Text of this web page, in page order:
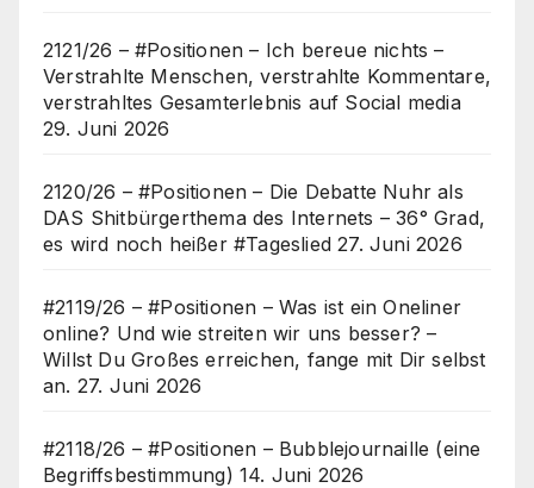
2121/26 – #Positionen – Ich bereue nichts –
Verstrahlte Menschen, verstrahlte Kommentare,
verstrahltes Gesamterlebnis auf Social media
29. Juni 2026
2120/26 – #Positionen – Die Debatte Nuhr als
DAS Shitbürgerthema des Internets – 36° Grad,
es wird noch heißer #Tageslied 27. Juni 2026
#2119/26 – #Positionen – Was ist ein Oneliner
online? Und wie streiten wir uns besser? –
Willst Du Großes erreichen, fange mit Dir selbst
an. 27. Juni 2026
#2118/26 – #Positionen – Bubblejournaille (eine
Begriffsbestimmung) 14. Juni 2026